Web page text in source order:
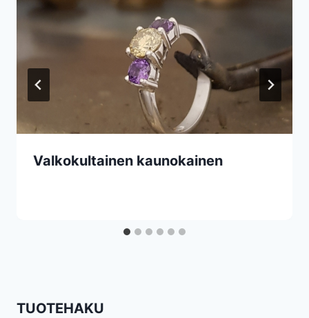
Valkokultainen kaunokainen
TUOTEHAKU